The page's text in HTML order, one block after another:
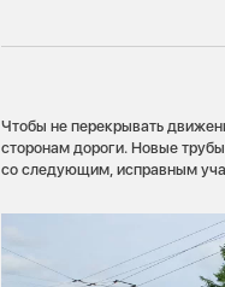
Чтобы не перекрывать
сторонам дороги. Новые
со следующим, исправным